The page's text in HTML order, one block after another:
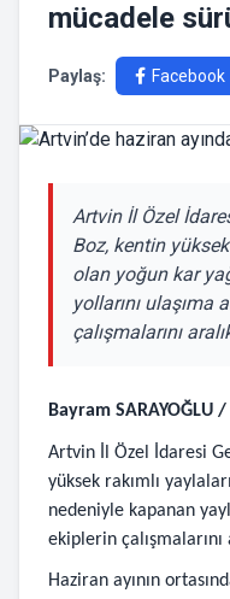
mücadele
Paylaş: Facebook
Artvin İl Özel
Boz, kentin
olan yoğun kar
yollarını ulaşıma
çalışmalarını
Bayram SARAYOĞLU
Artvin İl Özel İdaresi
yüksek rakımlı
nedeniyle kapanan
ekiplerin
Haziran ayının